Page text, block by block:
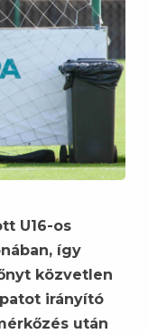
U16-os
így
közvetlen
irányító
után